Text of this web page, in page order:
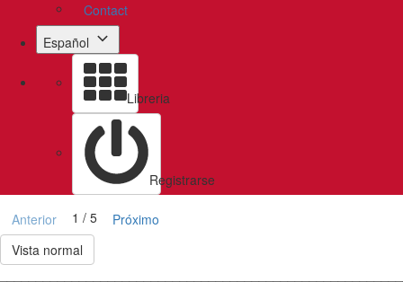
Contact
Español
Libreria
Registrarse
Anterior 1 / 5
Próximo
Vista normal